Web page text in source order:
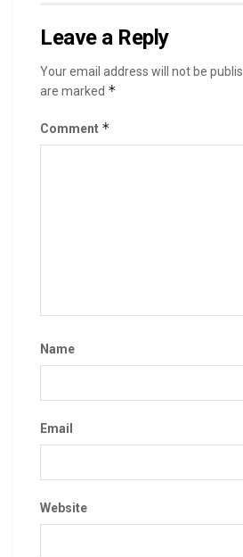
Leave a Reply
Your email address will not be
are marked *
Comment *
Name
Email
Website